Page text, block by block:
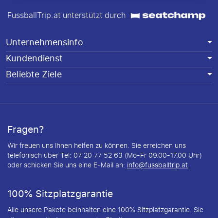
FussballTrip.at unterstützt durch
Unternehmensinfo
Kundendienst
Beliebte Ziele
Fragen?
Wir freuen uns Ihnen helfen zu können. Sie erreichen uns
telefonisch über Tel: 07 20 77 52 63 (Mo-Fr 09.00-17.00 Uhr)
oder schicken Sie uns eine E-Mail an: info@fussballtrip.at
100% Sitzplatzgarantie
Alle unsere Pakete beinhalten eine 100% Sitzplatzgarantie. Sie